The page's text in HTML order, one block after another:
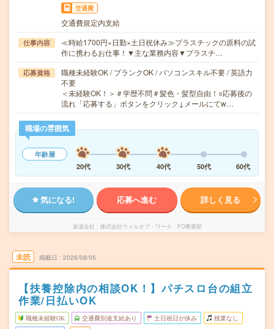
交通費
交通費規定内支給
仕事内容
≪時給1700円×日勤×土日祝休み≫プラスチックの原料の試
作に携わるお仕事！▼主な業務内容▼プラスチ…
応募資格
職種未経験OK / ブランクOK / パソコンスキル不要 / 英語力
不要
＜未経験OK！＞＃学歴不問＃髪色・髪型自由！○応募後の
流れ「応募する」ボタンをクリック↓メールにてw…
職場の雰囲気
年齢層
20代
30代 40代 50代 60代
気になる! 応募へ進む 詳しく見る
派遣会社 株式会社ウィルオブ・ワーク FO事業部
未読 掲載日 2026/08/05
【扶養控除内の相談OK！】パチスロ台の組立
作業/日払いOK
職種未経験OK 交通費別途支給あり 土日祝日が休み 残業なし